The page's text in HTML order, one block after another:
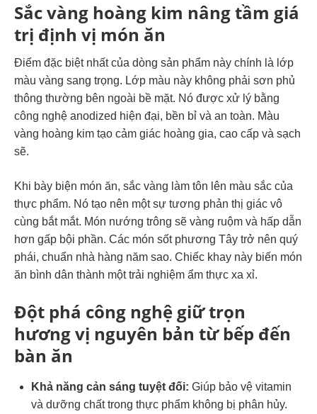
Sắc vàng hoàng kim nâng tầm giá
trị định vị món ăn
Điểm đặc biệt nhất của dòng sản phẩm này chính là lớp
màu vàng sang trọng. Lớp màu này không phải sơn phủ
thông thường bên ngoài bề mặt. Nó được xử lý bằng
công nghệ anodized hiện đại, bền bỉ và an toàn. Màu
vàng hoàng kim tạo cảm giác hoàng gia, cao cấp và sạch
sẽ.
Khi bày biện món ăn, sắc vàng làm tôn lên màu sắc của
thực phẩm. Nó tạo nên một sự tương phản thị giác vô
cùng bắt mắt. Món nướng trông sẽ vàng ruộm và hấp dẫn
hơn gấp bội phần. Các món sốt phương Tây trở nên quý
phái, chuẩn nhà hàng năm sao. Chiếc khay này biến món
ăn bình dân thành một trải nghiệm ẩm thực xa xỉ.
Đột phá công nghệ giữ trọn
hương vị nguyên bản từ bếp đến
bàn ăn
Khả năng cản sáng tuyệt đối: Giúp bảo vệ vitamin
và dưỡng chất trong thực phẩm không bị phân hủy.